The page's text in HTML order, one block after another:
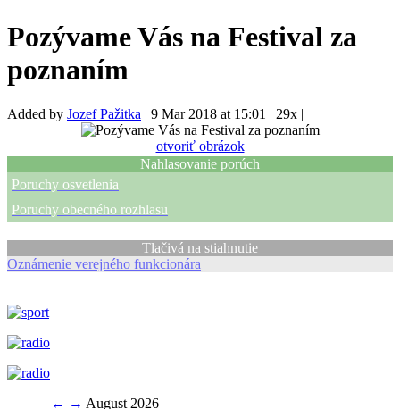
Pozývame Vás na Festival za
poznaním
Added by Jozef Pažitka | 9 Mar 2018 at 15:01 | 29x |
otvoriť obrázok
Nahlasovanie porúch
Poruchy osvetlenia
Poruchy obecného rozhlasu
Tlačivá na stiahnutie
Oznámenie verejného funkcionára
← → August 2026